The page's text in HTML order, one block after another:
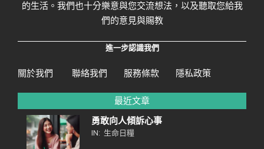
的生活。我們也十分樂意與您交流想法，以及聽取您給我
們的意見與賜教
進一步認識我們
關於我們 聯絡我們 服務條款 隱私政策
最近文章
勇敢向人傾訴心事
IN: 生命日糧